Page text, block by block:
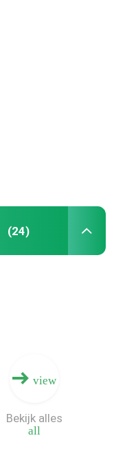
(24)
view
all
Bekijk alles